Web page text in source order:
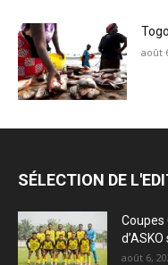
août
SÉLECTION DE
Coupes
août 6,